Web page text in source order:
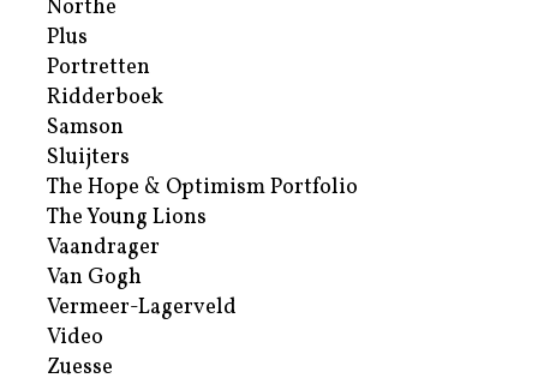
Northe
Plus
Portretten
Ridderboek
Samson
Sluijters
The Hope & Optimism Portfolio
The Young Lions
Vaandrager
Van Gogh
Vermeer-Lagerveld
Video
Zuesse